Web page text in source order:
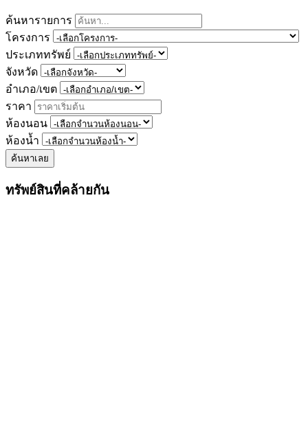
ค้นหารายการ
โครงการ
ประเภททรัพย์
จังหวัด
อำเภอ/เขต
ราคา
ห้องนอน
ห้องน้ำ
ค้นหาเลย
ทรัพย์สินที่คล้ายกัน